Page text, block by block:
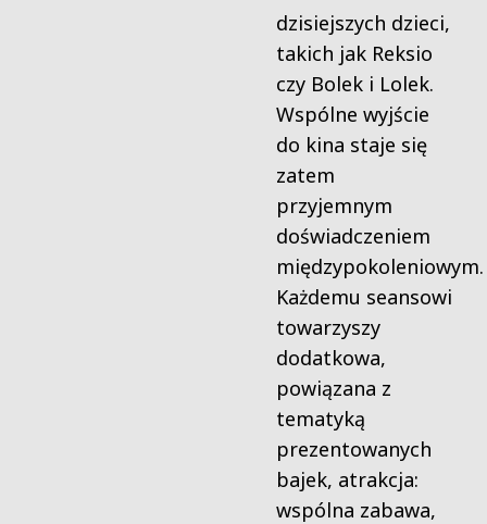
dzisiejszych dzieci,
takich jak Reksio
czy Bolek i Lolek.
Wspólne wyjście
do kina staje się
zatem
przyjemnym
doświadczeniem
międzypokoleniowym.
Każdemu seansowi
towarzyszy
dodatkowa,
powiązana z
tematyką
prezentowanych
bajek, atrakcja:
wspólna zabawa,